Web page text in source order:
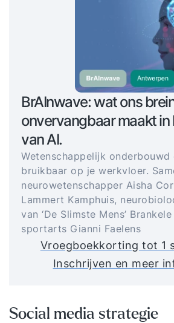
BrAInwave: wat ons
onvervangbaar maakt in
van AI.
Wetenschappelijk onderbouwd
bruikbaar op je werkvloer.
neurowetenschapper Aisha
Lammert Kamphuis,
van ‘De Slimste Mens’
sportarts Gianni Faelens
Vroegboekkorting tot 1
Inschrijven en meer
Social media strategie